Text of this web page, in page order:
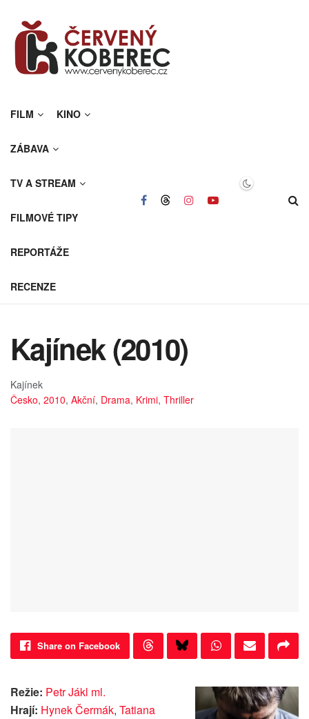
FILM KINO
ZÁBAVA
TV A STREAM
FILMOVÉ TIPY
REPORTÁŽE
RECENZE
Kajínek (2010)
Kajínek
Česko, 2010, Akční, Drama, Krimi, Thriller
Share on Facebook
Režie: Petr Jákl ml.
Hrají: Hynek Čermák, Tatiana